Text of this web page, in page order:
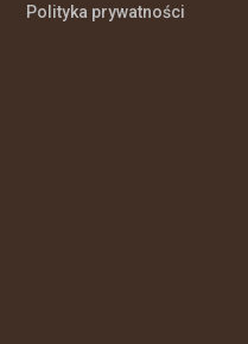
Polityka prywatności